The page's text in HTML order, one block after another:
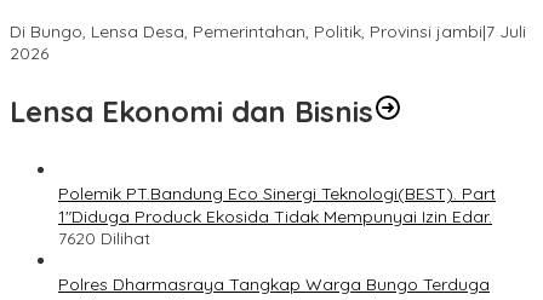
Di Bungo, Lensa Desa, Pemerintahan, Politik, Provinsi jambi|7 Juli
2026
Lensa Ekonomi dan Bisnis
Polemik PT.Bandung Eco Sinergi Teknologi(BEST). Part
1″Diduga Produck Ekosida Tidak Mempunyai Izin Edar.
7620 Dilihat
Polres Dharmasraya Tangkap Warga Bungo Terduga